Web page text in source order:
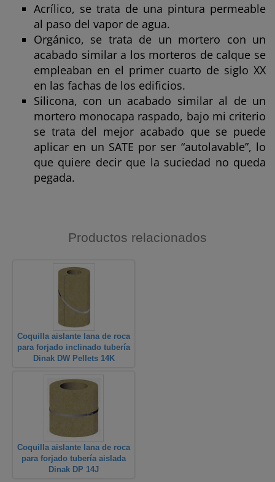
Acrílico, se trata de una pintura permeable
al paso del vapor de agua.
Orgánico, se trata de un mortero con un
acabado similar a los morteros de calque se
empleaban en el primer cuarto de siglo XX
en las fachas de los edificios.
Silicona, con un acabado similar al de un
mortero monocapa raspado, bajo mi criterio
se trata del mejor acabado que se puede
aplicar en un SATE por ser “autolavable”, lo
que quiere decir que la suciedad no queda
pegada.
Productos relacionados
Coquilla aislante lana de roca
para forjado inclinado tubería
Dinak DW Pellets 14K
Coquilla aislante lana de roca
para forjado tubería aislada
Dinak DP 14J